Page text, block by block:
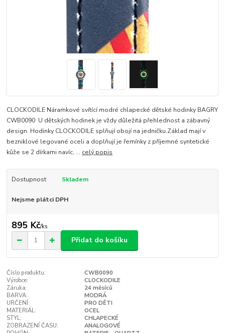
CLOCKODILE Náramkové svítící modré chlapecké dětské hodinky BAGRY
CWB0090 U dětských hodinek je vždy důležitá přehlednost a zábavný
design. Hodinky CLOCKODILE splňují obojí na jedničku.Základ mají v
bezniklové legované oceli a doplňují je řemínky z příjemné syntetické
kůže se 2 dírkami navíc, ... celý popis
Dostupnost Skladem
Nejsme plátci DPH
895 Kč/ks
Přidat do košíku
Číslo produktu:
CWB0090
Výrobce:
CLOCKODILE
Záruka:
24 měsíců
BARVA:
MODRÁ
URČENÍ:
PRO DĚTI
MATERIÁL:
OCEL
STYL:
CHLAPECKÉ
ZOBRAZENÍ ČASU:
ANALOGOVÉ